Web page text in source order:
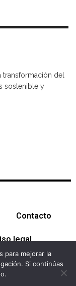
transformación del
sostenible y
Contacto
legal
reservados
para mejorar la
Si continúas